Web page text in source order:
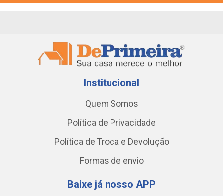
Institucional
Quem Somos
Política de Privacidade
Política de Troca e Devolução
Formas de envio
Baixe já nosso APP